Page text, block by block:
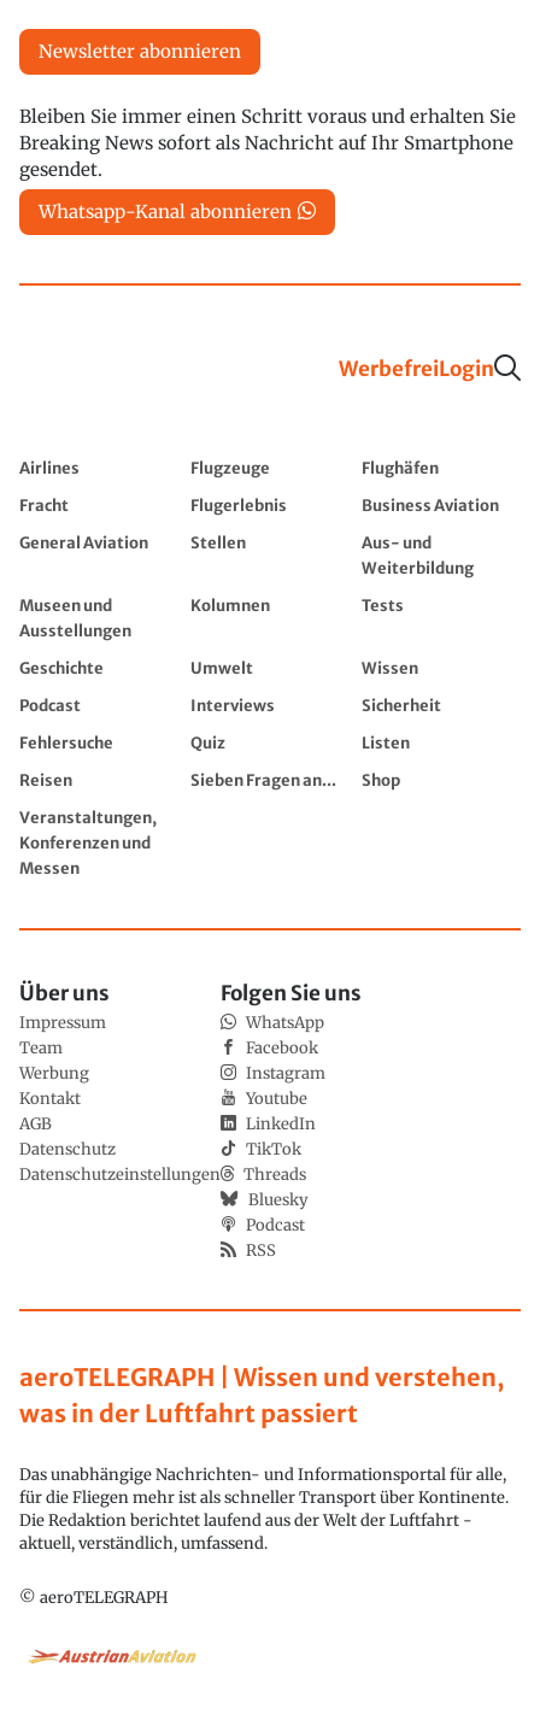
Newsletter abonnieren
Bleiben Sie immer einen Schritt voraus und erhalten Sie
Breaking News sofort als Nachricht auf Ihr Smartphone
gesendet.
Whatsapp-Kanal abonnieren
WerbefreiLogin
Airlines Flugzeuge
Flughäfen
Fracht
Flugerlebnis
Business Aviation
General Aviation
Stellen
Aus- und
Weiterbildung
Museen und
Ausstellungen
Kolumnen Tests
Geschichte Umwelt
Wissen
Podcast
Interviews
Sicherheit
Fehlersuche
Quiz
Listen
Reisen
Sieben Fragen an...
Shop
Veranstaltungen,
Konferenzen und
Messen
aeroTELEGRAPH | Wissen und verstehen,
was in der Luftfahrt passiert
Das unabhängige Nachrichten- und Informationsportal für alle,
für die Fliegen mehr ist als schneller Transport über Kontinente.
Die Redaktion berichtet laufend aus der Welt der Luftfahrt -
aktuell, verständlich, umfassend.
© aeroTELEGRAPH
Über uns
Impressum
Team
Werbung
Kontakt
AGB
Datenschutz
Datenschutzeinstellungen
Folgen Sie uns
WhatsApp
Facebook
Instagram
Youtube
LinkedIn
TikTok
Threads
Bluesky
Podcast
RSS